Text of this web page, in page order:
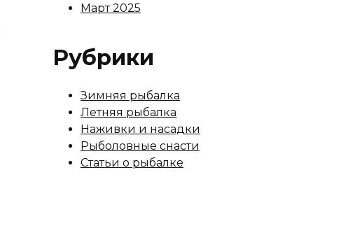
Март 2025
Рубрики
Зимняя рыбалка
Летняя рыбалка
Наживки и насадки
Рыболовные снасти
Статьи о рыбалке